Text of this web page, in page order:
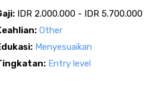
IDR 2.000.000 - IDR 5.700.000
Other
Menyesuaikan
Entry level